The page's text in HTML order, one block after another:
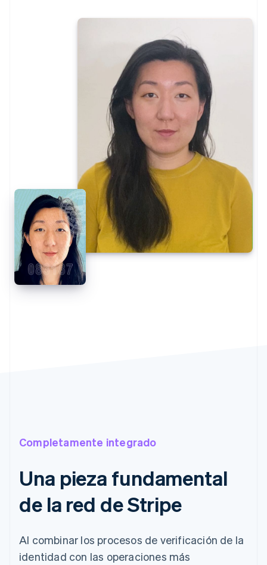
Completamente integrado
Una pieza fundamental
de la red de Stripe
Al combinar los procesos de verificación de la
identidad con las operaciones más